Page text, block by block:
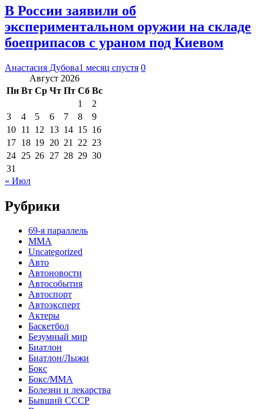
В России заявили об
экспериментальном оружии на складе
боеприпасов с ураном под Киевом
Анастасия Дубова1 месяц спустя 0
Август 2026
Пн Вт Ср Чт Пт Сб Вс
1
2
3
4 5 6 7 8
9
10 11 12 13 14 15 16
17 18 19 20 21 22 23
24 25 26 27 28 29 30
31
« Июл
Рубрики
69-я параллель
MMA
Uncategorized
Авто
Автоновости
Автособытия
Автоспорт
Автоэксперт
Актеры
Баскетбол
Безумный мир
Биатлон
Биатлон/Лыжи
Бокс
Бокс/MMA
Болезни и лекарства
Бывший СССР